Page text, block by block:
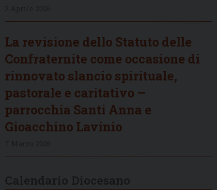
La revisione dello Statuto delle
Confraternite come occasione di
rinnovato slancio spirituale,
pastorale e caritativo –
parrocchia Santi Anna e
Gioacchino Lavinio